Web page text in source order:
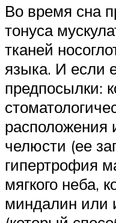
Во время сна
тонуса
тканей
языка. И если
предпосылки:
расположения
челюсти (ее
гипертрофия
мягкого неба,
миндалин или